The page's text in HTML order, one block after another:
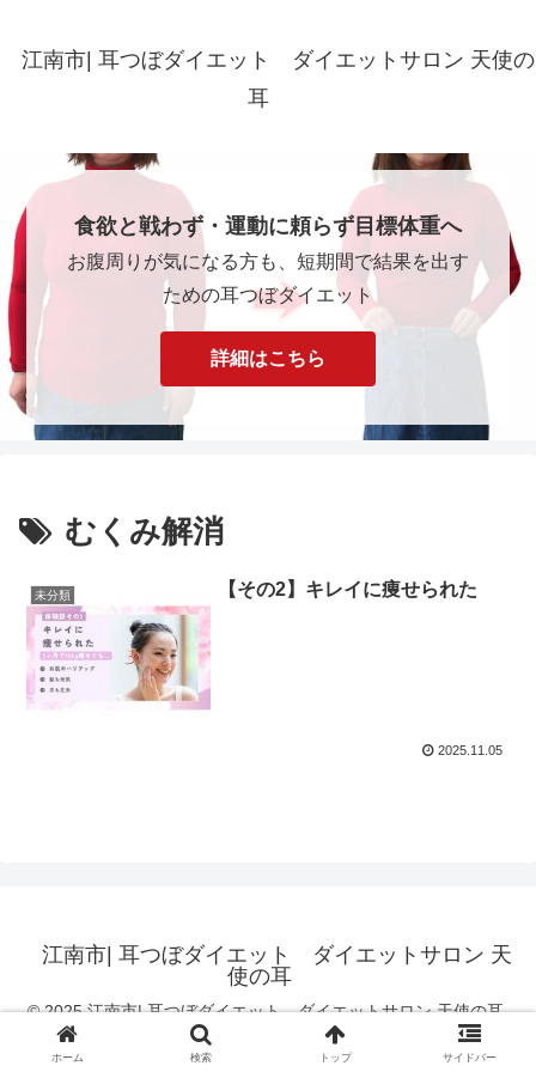
江南市| 耳つぼダイエット ダイエットサロン 天使の
耳
食欲と戦わず・運動に頼らず目標体重へ
お腹周りが気になる方も、短期間で結果を出す
ための耳つぼダイエット
詳細はこちら
むくみ解消
未分類 【その2】キレイに痩せられた
2025.11.05
江南市| 耳つぼダイエット ダイエットサロン 天
使の耳
© 2025 江南市| 耳つぼダイエット ダイエットサロン 天使の耳.
ホーム 検索 トップ サイドバー